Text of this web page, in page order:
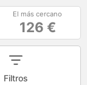
El más cercano
126 €
Filtros